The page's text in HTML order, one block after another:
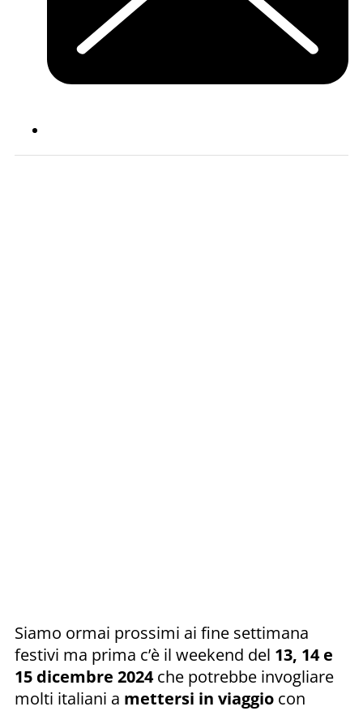
Siamo ormai prossimi ai fine settimana
festivi ma prima c’è il weekend del 13, 14 e
15 dicembre 2024che potrebbe invogliare
molti italiani a mettersi in viaggio con